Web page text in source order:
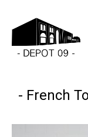
French